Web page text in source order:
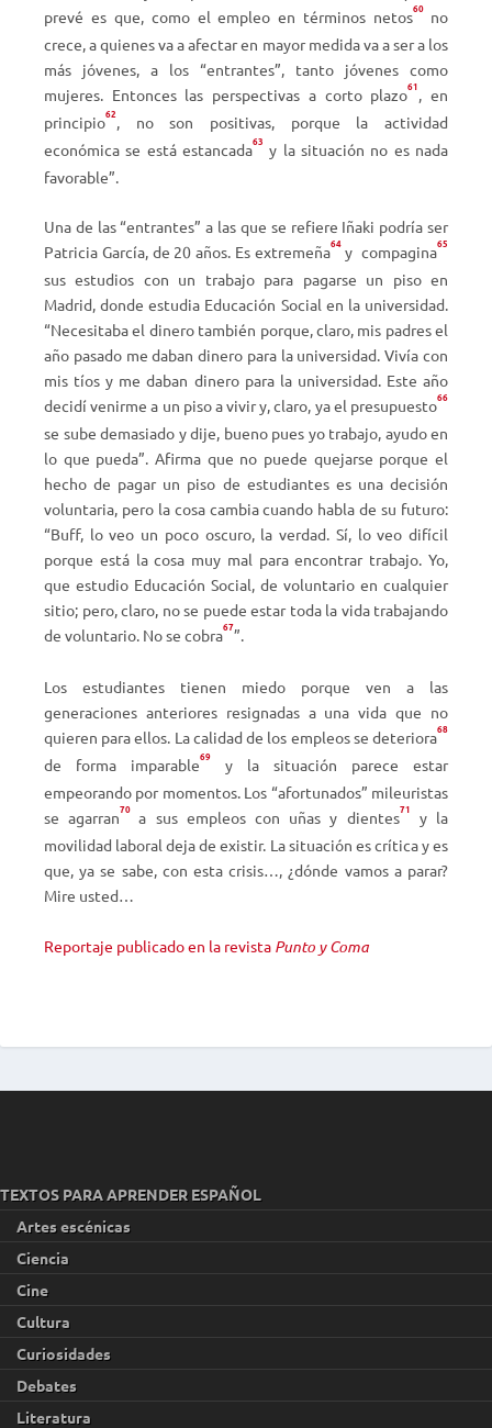
prevé es que, como el empleo en términos netos60 no
crece, a quienes va a afectar en mayor medida va a ser a los
más jóvenes, a los “entrantes”, tanto jóvenes como
mujeres. Entonces las perspectivas a corto plazo61
, en
principio62
, no son positivas, porque la actividad
económica se está estancada63 y la situación no es nada
favorable”.
Una de las “entrantes” a las que se refiere Iñaki podría ser
Patricia García, de 20 años. Es extremeña64y compagina65
sus estudios con un trabajo para pagarse un piso en
Madrid, donde estudia Educación Social en la universidad.
“Necesitaba el dinero también porque, claro, mis padres el
año pasado me daban dinero para la universidad. Vivía con
mis tíos y me daban dinero para la universidad. Este año
decidí venirme a un piso a vivir y, claro, ya el presupuesto66
se sube demasiado y dije, bueno pues yo trabajo, ayudo en
lo que pueda”. Afirma que no puede quejarse porque el
hecho de pagar un piso de estudiantes es una decisión
voluntaria, pero la cosa cambia cuando habla de su futuro:
“Buff, lo veo un poco oscuro, la verdad. Sí, lo veo difícil
porque está la cosa muy mal para encontrar trabajo. Yo,
que estudio Educación Social, de voluntario en cualquier
sitio; pero, claro, no se puede estar toda la vida trabajando
de voluntario. No se cobra67”.
Los estudiantes tienen miedo porque ven a las
generaciones anteriores resignadas a una vida que no
quieren para ellos. La calidad de los empleos se deteriora68
de forma imparable69
y la situación parece estar
empeorando por momentos. Los “afortunados” mileuristas
se agarran70 a sus empleos con uñas y dientes71
y la
movilidad laboral deja de existir. La situación es crítica y es
que, ya se sabe, con esta crisis…, ¿dónde vamos a parar?
Mire usted…
Reportaje publicado en la revista Punto y Coma
TEXTOS PARA APRENDER ESPAÑOL
Artes escénicas
Ciencia
Cine
Cultura
Curiosidades
Debates
Literatura